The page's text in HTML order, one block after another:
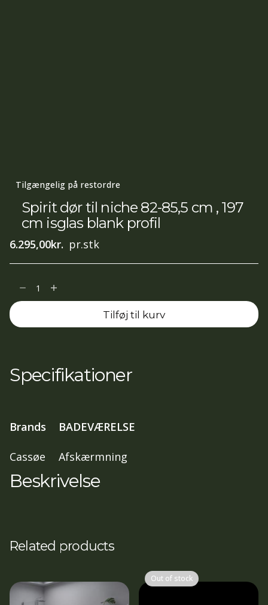
Tilgængelig på restordre
Spirit dør til niche 82-85,5 cm , 197
cm isglas blank profil
6.295,00kr. pr.stk
dør
til
85,5
cm
cm
isglas
profil
Tilføj til kurv
Specifikationer
Brands BADEVÆRELSE
Cassøe Afskærmning
Beskrivelse
Related products
Out of stock